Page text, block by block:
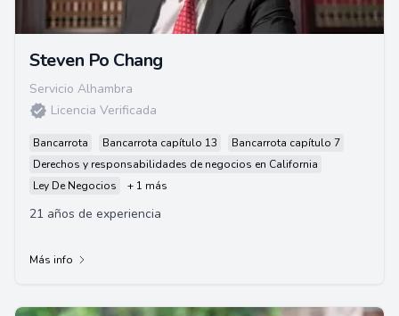
Steven Po Chang
Servicio Alhambra
Licencia Verificada
Bancarrota Bancarrota capítulo 13
Bancarrota capítulo 7
Derechos y responsabilidades de negocios en California
Ley De Negocios
+ 1 más
21 años de experiencia
Más info